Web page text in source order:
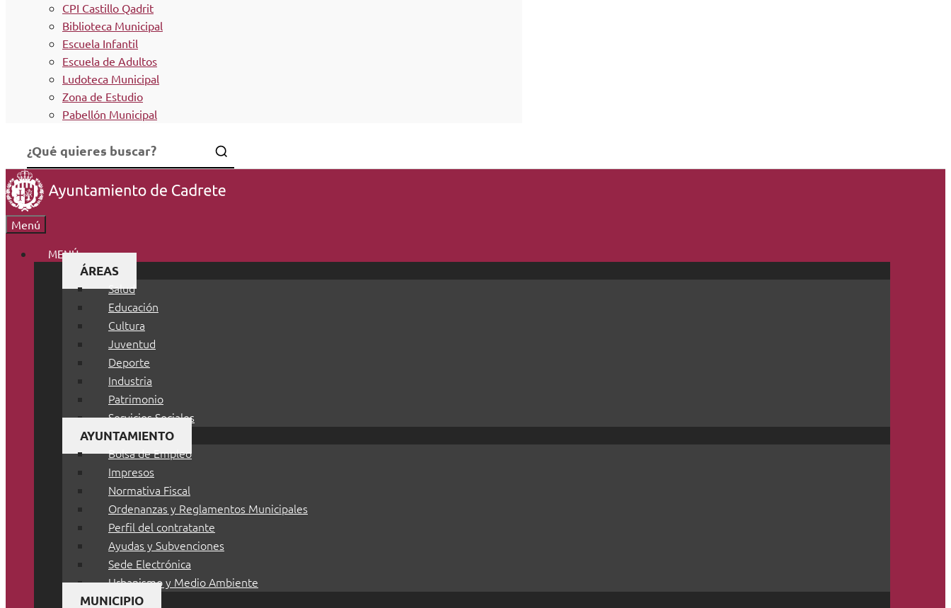
CPI Castillo Qadrit
Biblioteca Municipal
Escuela Infantil
Escuela de Adultos
Ludoteca Municipal
Zona de Estudio
Pabellón Municipal
Menú
MENÚ
ÁREAS
Salud
Educación
Cultura
Juventud
Deporte
Industria
Patrimonio
Servicios Sociales
AYUNTAMIENTO
Bolsa de Empleo
Impresos
Normativa Fiscal
Ordenanzas y Reglamentos Municipales
Perfil del contratante
Ayudas y Subvenciones
Sede Electrónica
Urbanismo y Medio Ambiente
MUNICIPIO